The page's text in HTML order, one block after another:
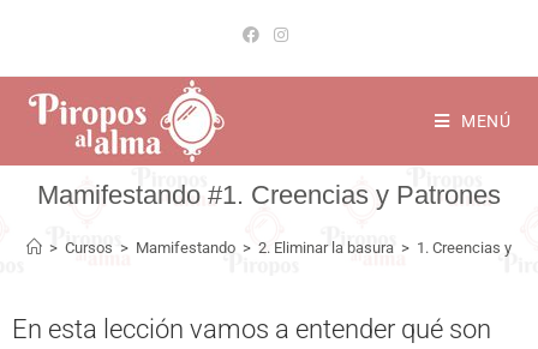
MENÚ
1. Creencias y Patrones
> Cursos > Mamifestando > 2. Eliminar la basura > 1. Creencias y
En esta lección vamos a entender qué son